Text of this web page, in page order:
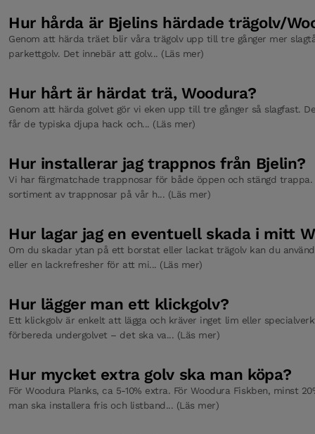
Hur hårda är Bjelins härdade trägolv/
Genom att härda träet blir våra trägolv upp till tre gånger mer
parkettgolv. Det innebär att golv... (Läs mer)
Hur hårt är härdat trä, Woodura?
Genom att härda golvet gör vi eken upp till tre gånger så slagfast.
får de typiska djupa hack och... (Läs mer)
Hur installerar jag trappnos från Bjelin?
Vi har färgmatchade trappnosar för både öppen och stängd
sortiment av trappnosar på vår h... (Läs mer)
Hur lagar jag en eventuell skada i mitt
Om du skadar ytan på ett borstat eller lackat trägolv kan du
eller en lackrefresher för att mi... (Läs mer)
Hur lägger man ett klickgolv?
Ett klickgolv är enkelt att lägga och kräver inget lim eller
förbereda undergolvet – det ska va... (Läs mer)
Hur mycket extra golv ska man köpa?
För Woodura Planks, ca 5-10% extra. För Woodura Fiskben, minst
man ska installera fris och listband... (Läs mer)